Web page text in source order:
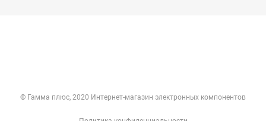
© Гамма плюс, 2020 Интернет-магазин электронных компонентов